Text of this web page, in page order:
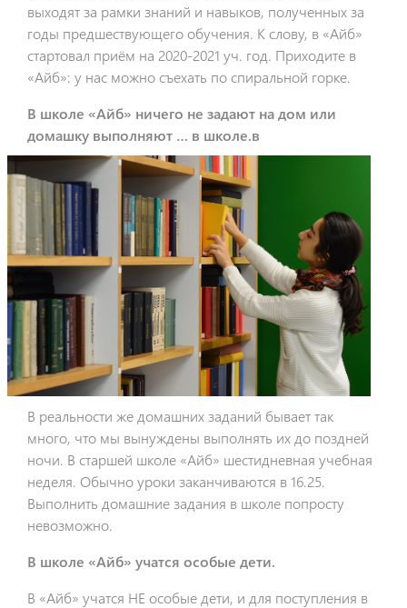
выходят за рамки знаний и навыков, полученных за
годы предшествующего обучения. К слову, в «Айб»
стартовал приём на 2020-2021 уч. год. Приходите в
«Айб»: у нас можно съехать по спиральной горке.
В школе «Айб» ничего не задают на дом или
домашку выполняют … в школе.в
В реальности же домашних заданий бывает так
много, что мы вынуждены выполнять их до поздней
ночи. В старшей школе «Айб» шестидневная учебная
неделя. Обычно уроки заканчиваются в 16.25.
Выполнить домашние задания в школе попросту
невозможно.
В школе «Айб» учатся особые дети.
В «Айб» учатся НЕ особые дети, и для поступления в